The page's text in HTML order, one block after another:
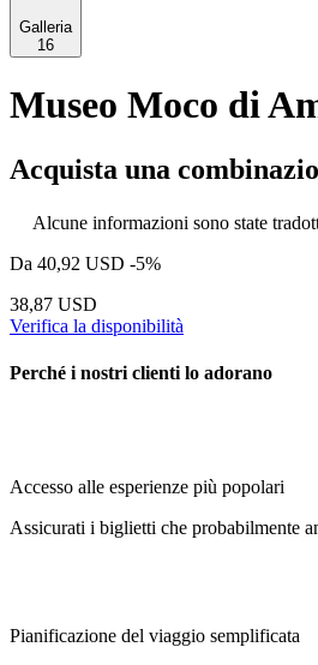
Galleria
16
Museo Moco di
Acquista una
Alcune informazioni sono state
Da 40,92 USD -5%
38,87 USD
Verifica la disponibilità
Perché i nostri clienti lo adorano
Accesso alle esperienze più popolari
Assicurati i biglietti che probabilmente
Pianificazione del viaggio semplificata